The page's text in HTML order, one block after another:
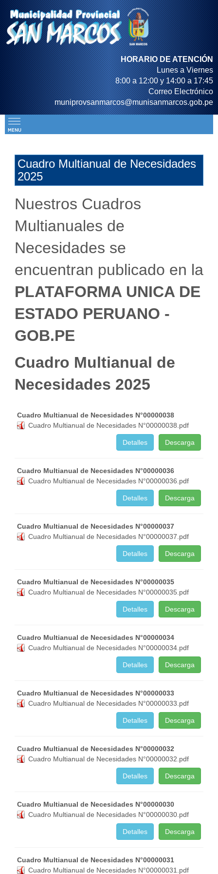
HORARIO DE ATENCIÓN
Lunes a Viernes
8:00 a 12:00 y 14:00 a 17:45
Correo Electrónico
muniprovsanmarcos@munisanmarcos.gob.pe
Cuadro Multianual de Necesidades
2025
Nuestros Cuadros
Multianuales de
Necesidades se
encuentran publicado en la
PLATAFORMA UNICA DE
ESTADO PERUANO -
GOB.PE
Cuadro Multianual de
Necesidades 2025
Cuadro Multianual de Necesidades N°00000038
Cuadro Multianual de Necesidades N°00000038.pdf
Descarga
Detalles
Cuadro Multianual de Necesidades N°00000036
Cuadro Multianual de Necesidades N°00000036.pdf
Descarga
Detalles
Cuadro Multianual de Necesidades N°00000037
Cuadro Multianual de Necesidades N°00000037.pdf
Descarga
Detalles
Cuadro Multianual de Necesidades N°00000035
Cuadro Multianual de Necesidades N°00000035.pdf
Descarga
Detalles
Cuadro Multianual de Necesidades N°00000034
Cuadro Multianual de Necesidades N°00000034.pdf
Descarga
Detalles
Cuadro Multianual de Necesidades N°00000033
Cuadro Multianual de Necesidades N°00000033.pdf
Descarga
Detalles
Cuadro Multianual de Necesidades N°00000032
Cuadro Multianual de Necesidades N°00000032.pdf
Descarga
Detalles
Cuadro Multianual de Necesidades N°00000030
Cuadro Multianual de Necesidades N°00000030.pdf
Descarga
Detalles
Cuadro Multianual de Necesidades N°00000031
Cuadro Multianual de Necesidades N°00000031.pdf